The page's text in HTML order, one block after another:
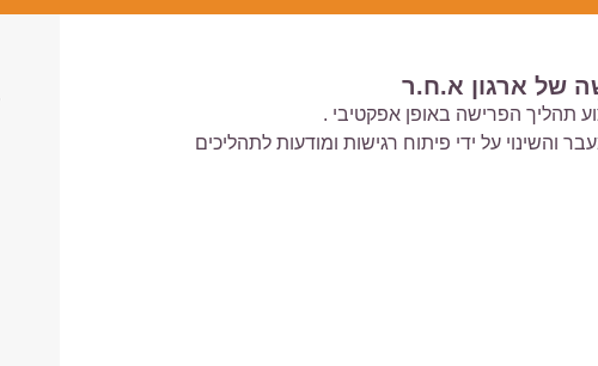
של ארגון א.ח.ר
תהליך הפרישה באופן אפקטיבי .
והשינוי על ידי פיתוח רגישות ומודעות לתהליכים